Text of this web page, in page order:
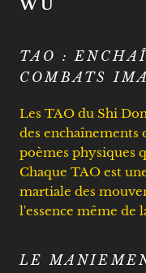
WU
TAO :
COMBATS
Les TAO du Shi
des enchaînements
poèmes physiques
Chaque TAO est
martiale des
l'essence même de
LE